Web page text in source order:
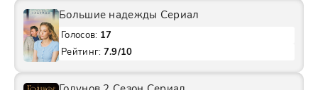
Большие надежды Сериал
Голосов: 17
Рейтинг: 7.9/10